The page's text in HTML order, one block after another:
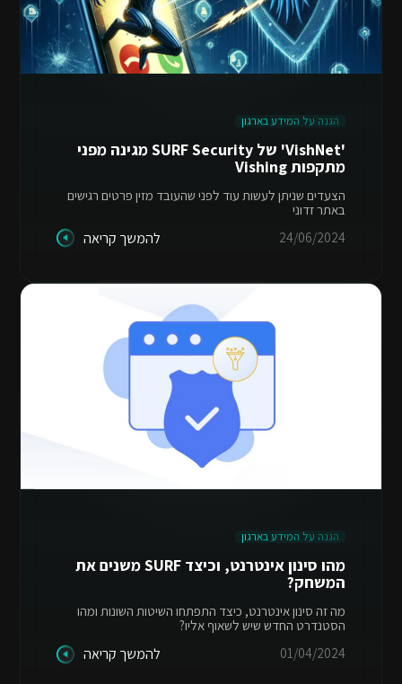
הגנה על המידע בארגון
'VishNet' של SURF Security מגינה מפני
מתקפות Vishing
הצעדים שניתן לעשות עוד לפני שהעובד מזין פרטים רגישים
באתר זדוני
24/06/2024
להמשך קריאה
הגנה על המידע בארגון
מהו סינון אינטרנט, וכיצד SURF משנים את
המשחק?
מה זה סינון אינטרנט, כיצד התפתחו השיטות השונות ומהו
הסטנדרט החדש שיש לשאוף אליו?
01/04/2024
להמשך קריאה